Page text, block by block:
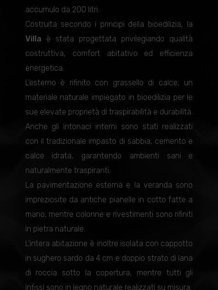
accumulo da 200 litri.
Costruita secondo i principi della bioedilizia, la
Villa è stata progettata privilegiando qualità
costruttiva, comfort abitativo ed efficienza
energetica.
L'esterno è rifinito con grassello di calce, un
materiale naturale impiegato in bioedilizia per le
sue elevate proprietà di traspirabilità e durabilità.
Anche gli intonaci interni sono stati realizzati
con il tradizionale impasto di sabbia, cemento e
calce idrata, garantendo ambienti sani e
naturalmente traspiranti.
La pavimentazione esterna e la veranda sono
impreziosite da antiche pianelle in cotto fatte a
mano, mentre colonne e rivestimenti sono rifiniti
in pietra naturale.
L'intera abitazione è inoltre isolata con cappotto
in sughero sardo da 4 cm e doppio strato di lana
di roccia sotto la copertura, mentre tutti gli
infissi sono in legno naturale realizzati su misura.